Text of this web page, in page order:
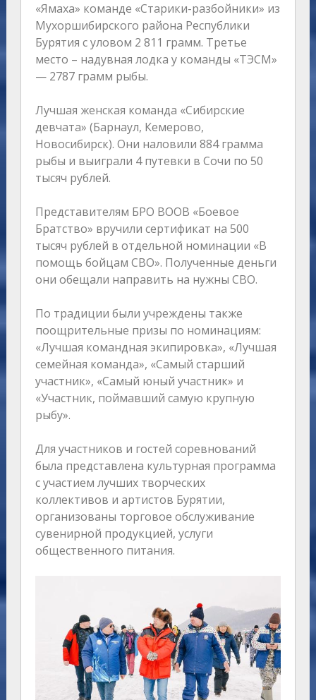
«Ямаха» команде «Старики-разбойники» из
Мухоршибирского района Республики
Бурятия с уловом 2 811 грамм. Третье
место – надувная лодка у команды «ТЭСМ»
— 2787 грамм рыбы.
Лучшая женская команда «Сибирские
девчата» (Барнаул, Кемерово,
Новосибирск). Они наловили 884 грамма
рыбы и выиграли 4 путевки в Сочи по 50
тысяч рублей.
Представителям БРО ВООВ «Боевое
Братство» вручили сертификат на 500
тысяч рублей в отдельной номинации «В
помощь бойцам СВО». Полученные деньги
они обещали направить на нужны СВО.
По традиции были учреждены также
поощрительные призы по номинациям:
«Лучшая командная экипировка», «Лучшая
семейная команда», «Самый старший
участник», «Самый юный участник» и
«Участник, поймавший самую крупную
рыбу».
Для участников и гостей соревнований
была представлена культурная программа
с участием лучших творческих
коллективов и артистов Бурятии,
организованы торговое обслуживание
сувенирной продукцией, услуги
общественного питания.